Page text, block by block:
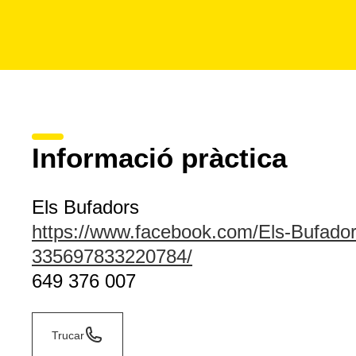
Informació pràctica
Els Bufadors
https://www.facebook.com/Els-
335697833220784/
649 376 007
Trucar